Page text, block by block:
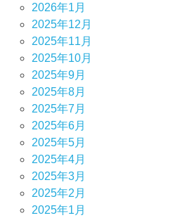
2026年1月
2025年12月
2025年11月
2025年10月
2025年9月
2025年8月
2025年7月
2025年6月
2025年5月
2025年4月
2025年3月
2025年2月
2025年1月